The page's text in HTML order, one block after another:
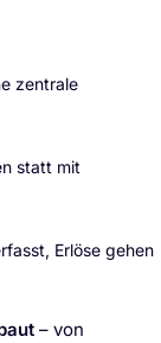
zentrale
statt mit
Erlöse gehen
– von